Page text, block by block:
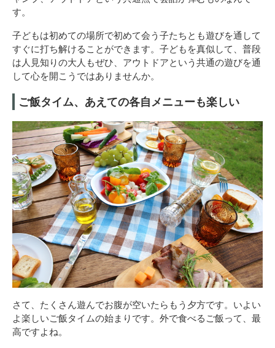
す。
子どもは初めての場所で初めて会う子たちとも遊びを通して
すぐに打ち解けることができます。子どもを真似して、普段
は人見知りの大人もぜひ、アウトドアという共通の遊びを通
して心を開こうではありませんか。
ご飯タイム、あえての各自メニューも楽しい
さて、たくさん遊んでお腹が空いたらもう夕方です。いよい
よ楽しいご飯タイムの始まりです。外で食べるご飯って、最
高ですよね。